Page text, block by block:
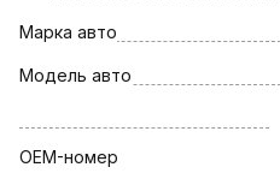
Марка авто
Модель авто
OEM-номер